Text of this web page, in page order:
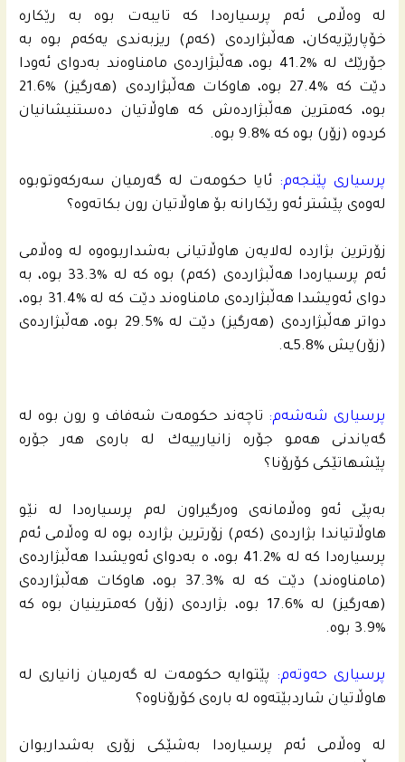
له‌ وه‌ڵامى ئه‌م پرسیاره‌دا كه‌ تایبه‌ت بوه‌ به‌ رێكاره‌
خۆپارێزیه‌كان، هه‌ڵبژارده‌ى (كه‌م) ریزبه‌ندى یه‌كه‌م بوه‌ به‌
جۆرێك له‌ %41.2 بوه‌، هه‌ڵبژارده‌ى مامناوه‌ند به‌دواى ئه‌ودا
دێت كه‌ %27.4 بوه‌، هاوكات هه‌ڵبژارده‌ى (هه‌رگیز) %21.6
بوه‌، كه‌مترین هه‌ڵبژارده‌ش كه‌ هاوڵاتیان ده‌ستنیشانیان
كردوه‌ (زۆر) بوه‌ كه‌ %9.8 بوه‌.
پرسیارى پێنجه‌م: ئایا حكومه‌ت له‌ گه‌رمیان سه‌ركه‌وتوبوه‌
له‌وه‌ى پێشتر ئه‌و رێكارانه‌ بۆ هاوڵاتیان رون بكاته‌وه‌؟
زۆرترین بژارده‌ له‌لایه‌ن هاوڵاتیانى به‌شداربوه‌وه‌ له‌ وه‌ڵامى
ئه‌م پرسیاره‌دا هه‌ڵبژارده‌ى (كه‌م) بوه‌ كه‌ له‌ %33.3 بوه‌، به‌
دواى ئه‌ویشدا هه‌ڵبژارده‌ى مامناوه‌ند دێت كه‌ له‌ %31.4 بوه‌،
دواتر هه‌ڵبژارده‌ى (هه‌رگیز) دێت له‌ %29.5 بوه‌، هه‌ڵبژارده‌ى
(زۆر)یش %5.8ـه‌.
پرسیارى شه‌شه‌م: تاچه‌ند حكومه‌ت شه‌فاف و رون بوه‌ له‌
گه‌یاندنى هه‌مو جۆره‌ زانیارییه‌ك له‌ باره‌ى هه‌ر جۆره‌
پێشهاتێكى كۆرۆنا؟
به‌پێى ئه‌و وه‌ڵامانه‌ى وه‌رگیراون له‌م پرسیاره‌دا له‌ نێو
هاوڵاتیاندا بژارده‌ى (كه‌م) زۆرترین بژارده‌ بوه‌ له‌ وه‌ڵامى ئه‌م
پرسیاره‌دا كه‌ له‌ %41.2 بوه‌، ه‌ به‌دواى ئه‌ویشدا هه‌ڵبژارده‌ى
(مامناوه‌ند) دێت كه‌ له‌ %37.3 بوه‌، هاوكات هه‌ڵبژارده‌ى
(هه‌رگیز) له‌ %17.6 بوه‌، بژارده‌ى (زۆر) كه‌مترینیان بوه‌ كه‌
%3.9 بوه‌.
پرسیارى حه‌وته‌م: پێتوایه‌ حكومه‌ت له‌ گه‌رمیان زانیارى له‌
هاوڵاتیان شاردبێته‌وه‌ له‌ باره‌ى كۆرۆناوه‌؟
له‌ وه‌ڵامى ئه‌م پرسیاره‌دا به‌شێكى زۆرى به‌شداربوان